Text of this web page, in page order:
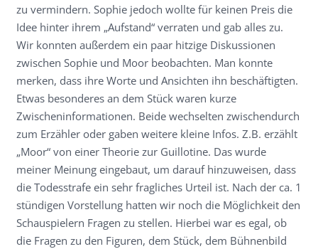
zu vermindern. Sophie jedoch wollte für keinen Preis die
Idee hinter ihrem „Aufstand“ verraten und gab alles zu.
Wir konnten außerdem ein paar hitzige Diskussionen
zwischen Sophie und Moor beobachten. Man konnte
merken, dass ihre Worte und Ansichten ihn beschäftigten.
Etwas besonderes an dem Stück waren kurze
Zwischeninformationen. Beide wechselten zwischendurch
zum Erzähler oder gaben weitere kleine Infos. Z.B. erzählt
„Moor“ von einer Theorie zur Guillotine. Das wurde
meiner Meinung eingebaut, um darauf hinzuweisen, dass
die Todesstrafe ein sehr fragliches Urteil ist. Nach der ca. 1
stündigen Vorstellung hatten wir noch die Möglichkeit den
Schauspielern Fragen zu stellen. Hierbei war es egal, ob
die Fragen zu den Figuren, dem Stück, dem Bühnenbild